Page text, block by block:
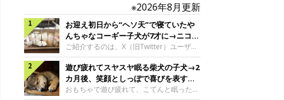
※2026年8月更新
お迎え初日から“ヘソ天”で寝ていたや
んちゃなコーギー子犬が7才に→ニコニ
コ“コーギースマイル”が魅力のコに成
長！
ご紹介するのは、X（旧Twitter）ユーザー
＠Kus1oKg2vsgdWS2さんの愛犬でウェル
シュ・コーギー・ペンブロークの神楽ちゃ
ん。今年の8月で7才になるという神楽ちゃ
んですが、いったいどんな子犬時代を過ご
遊び疲れてスヤスヤ眠る柴犬の子犬→2
カ月後、笑顔としっぽで喜びを表すコ
に成長！
おもちゃで遊び疲れて、こてんと眠った子